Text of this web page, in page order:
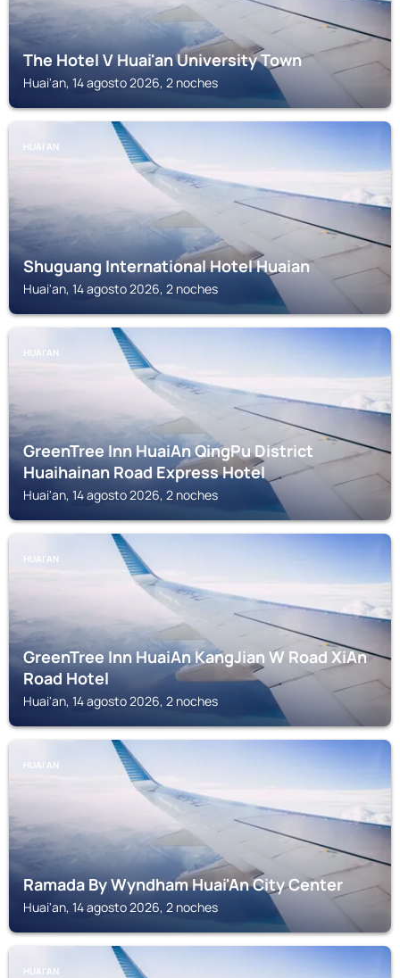
The Hotel V Huai'an University Town
Huai'an, 14 agosto 2026, 2 noches
HUAI'AN
Shuguang International Hotel Huaian
Huai'an, 14 agosto 2026, 2 noches
HUAI'AN
GreenTree Inn HuaiAn QingPu District
Huaihainan Road Express Hotel
Huai'an, 14 agosto 2026, 2 noches
HUAI'AN
GreenTree Inn HuaiAn KangJian W Road XiAn
Road Hotel
Huai'an, 14 agosto 2026, 2 noches
HUAI'AN
Ramada By Wyndham Huai'An City Center
Huai'an, 14 agosto 2026, 2 noches
HUAI'AN